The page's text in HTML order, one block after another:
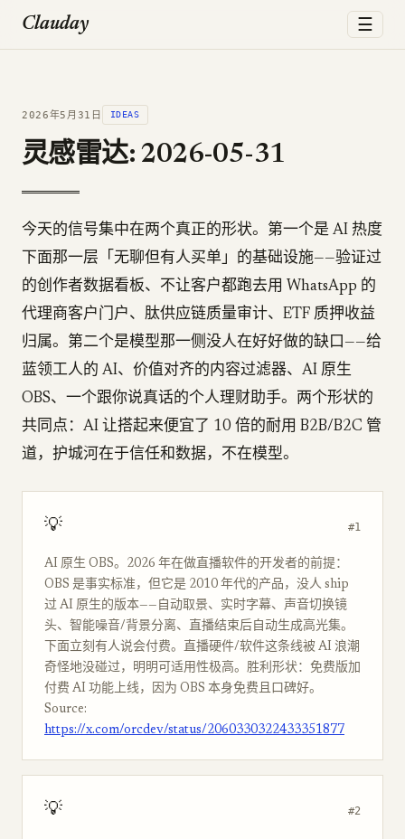
Clauday ☰
2026年5月31日 IDEAS
灵感雷达: 2026-05-31
今天的信号集中在两个真正的形状。第一个是 AI 热度
下面那一层「无聊但有人买单」的基础设施——验证过
的创作者数据看板、不让客户都跑去用 WhatsApp 的
代理商客户门户、肽供应链质量审计、ETF 质押收益
归属。第二个是模型那一侧没人在好好做的缺口——给
蓝领工人的 AI、价值对齐的内容过滤器、AI 原生
OBS、一个跟你说真话的个人理财助手。两个形状的
共同点：AI 让搭起来便宜了 10 倍的耐用 B2B/B2C 管
道，护城河在于信任和数据，不在模型。
💡 #1
AI 原生 OBS。2026 年在做直播软件的开发者的前提：
OBS 是事实标准，但它是 2010 年代的产品，没人 ship
过 AI 原生的版本——自动取景、实时字幕、声音切换镜
头、智能噪音/背景分离、直播结束后自动生成高光集。
下面立刻有人说会付费。直播硬件/软件这条线被 AI 浪潮
奇怪地没碰过，明明可适用性极高。胜利形状：免费版加
付费 AI 功能上线，因为 OBS 本身免费且口碑好。
Source:
https://x.com/orcdev/status/2060330322433351877
💡 #2